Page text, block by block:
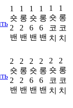
1
숏
2
밴
1
롱
2
밴
1
숏
6
밴
1
롱
6
밴
1
숏
코
치
1
롱
코
치
2
숏
2
밴
2
롱
2
밴
2
숏
6
밴
2
롱
6
밴
2
숏
코
치
2
롱
코
치